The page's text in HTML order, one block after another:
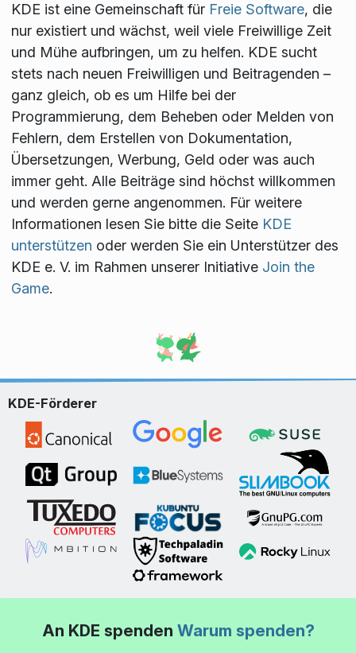
KDE ist eine Gemeinschaft für Freie Software, die
nur existiert und wächst, weil viele Freiwillige Zeit
und Mühe aufbringen, um zu helfen. KDE sucht
stets nach neuen Freiwilligen und Beitragenden –
ganz gleich, ob es um Hilfe bei der
Programmierung, dem Beheben oder Melden von
Fehlern, dem Erstellen von Dokumentation,
Übersetzungen, Werbung, Geld oder was auch
immer geht. Alle Beiträge sind höchst willkommen
und werden gerne angenommen. Für weitere
Informationen lesen Sie bitte die Seite KDE
unterstützen oder werden Sie ein Unterstützer des
KDE e. V. im Rahmen unserer Initiative Join the
Game.
KDE-Förderer
An KDE spenden Warum spenden?